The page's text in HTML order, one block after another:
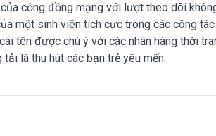
cộng đồng mạng với lượt theo dõi
một sinh viên tích cực trong các công
tên được chú ý với các nhãn hàng thời
là thu hút các bạn trẻ yêu mến.